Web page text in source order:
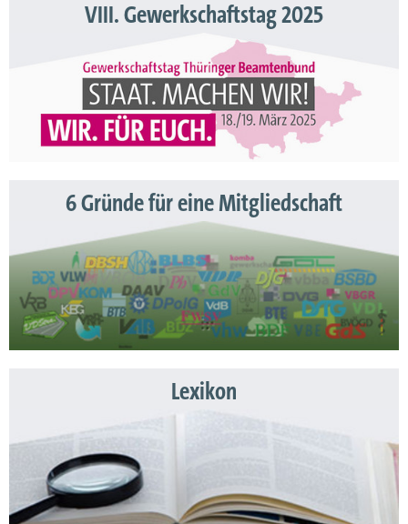
VIII. Gewerkschaftstag 2025
6 Gründe für eine Mitgliedschaft
Lexikon